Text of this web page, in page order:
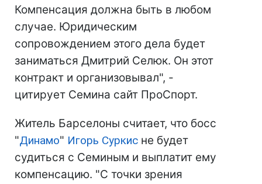
Компенсация должна быть в любом
случае. Юридическим
сопровождением этого дела будет
заниматься Дмитрий Селюк. Он этот
контракт и организовывал", -
цитирует Семина сайт ПроСпорт.
Житель Барселоны считает, что босс
"Динамо" Игорь Суркис не будет
судиться с Семиным и выплатит ему
компенсацию. "С точки зрения